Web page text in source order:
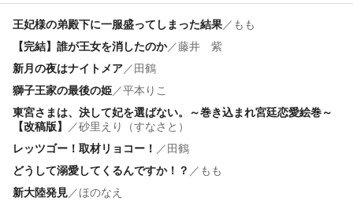
王妃様の弟殿下に一服盛ってしまった結果／ もも
【完結】誰が王女を消したのか／藤井 紫
新月の夜はナイトメア／田鶴
獅子王家の最後の姫／平本りこ
東宮さまは、決して妃を選ばない。～巻き込まれ宮廷恋愛絵巻～
【改稿版】 ／砂里えり（すなさと）
レッツゴー！取材リョコー！ ／田鶴
どうして溺愛してくるんですか！？ ／ もも
新大陸発見／ほのなえ